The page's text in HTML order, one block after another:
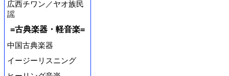
広西チワン／ヤオ族民
謡
=古典楽器・軽音楽=
中国古典楽器
イージーリスニング